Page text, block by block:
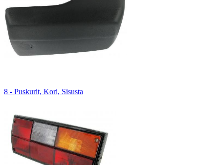
8 - Puskurit, Kori, Sisusta